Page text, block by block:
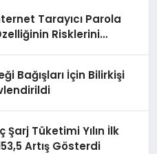
Tarayıcı Parola
Risklerini
Bağışları İçin Bilirkişi
Şarj Tüketimi Yılın İlk
Artış Gösterdi